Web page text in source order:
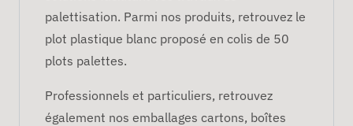
palettisation. Parmi nos produits, retrouvez le
plot plastique blanc proposé en colis de 50
plots palettes.
Professionnels et particuliers, retrouvez
également nos emballages cartons, boîtes